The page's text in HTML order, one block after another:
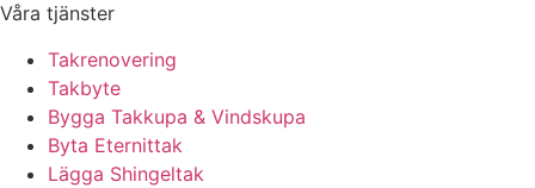
Våra tjänster
Takrenovering
Takbyte
Bygga Takkupa & Vindskupa
Byta Eternittak
Lägga Shingeltak